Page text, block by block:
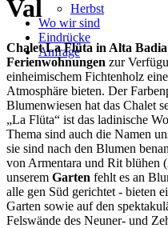
Herbst
Wo wir sind
Eindrücke
Anfrage
Val
Chalet La Flüta in Alta Badia
Ferienwohnungen zur
einheimischem Fichtenholz
Atmosphäre bieten. Der
Blumenwiesen hat das Chalet
„La Flüta“ ist das ladinische
Thema sind auch die Namen
sie sind nach den Blumen
von Armentara und Rit blühen
unserem Garten fehlt es an
alle gen Süd gerichtet - bieten
Garten sowie auf den
Felswände des Neuner- und